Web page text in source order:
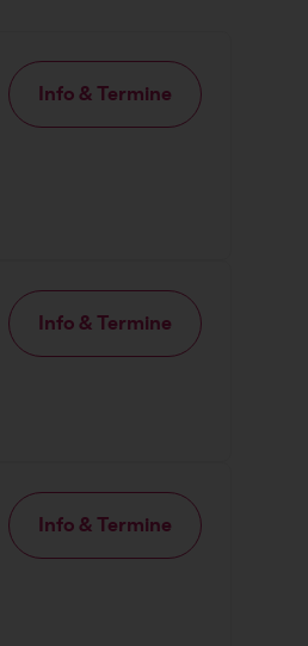
Info & Termine
Info & Termine
Info & Termine